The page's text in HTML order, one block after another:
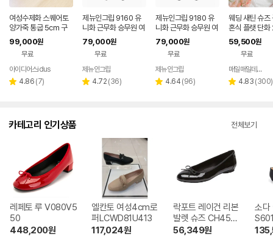
여성수제화 스퀘어토
양가죽 통굽 5cm 구
두, 쁨슈
99,000원
무료
아이디어스idus
별 4.86 리
(7)
제뉴인그립 9160 유
니화 근무화 승무원 여
성 여자 면접 구두 정장
기본 호텔리어 백화점
79,000원
무료
제뉴인그립
별 4.72 리
(36)
제뉴인그립 9180 유
니화 근무화 승무원 여
성 여자 면접 구두 면접
용 호텔 기본구두 면접
신발 민자 블랙 검정 구
두 베이직 유니폼화 호
텔리어 백화점
79,000원
무료
제뉴인그립
별 4.64 리
(96)
웨딩 새틴 슈즈
혼식 플랫 단
270mm 작은
즈 215 220
0 265
59,500원
무료
매일매일데이데이
별 4.83 리
(300)
카테고리 인기상품 전체보기
레페토 루 V080V5
50
448,200원
엘칸토 여성4cm로
퍼LCWD81U413
117,024원
락포트 레이건 리본
발렛 슈즈 CH457
6
56,349원
소다